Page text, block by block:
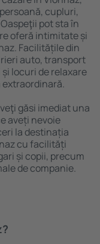
cupluri,
pot sta în
oferă intimitate și
Facilitățile din
auto, transport
locuri de relaxare
găsi imediat una
aveți nevoie
la destinația
cu facilități
și copii, precum
de companie.